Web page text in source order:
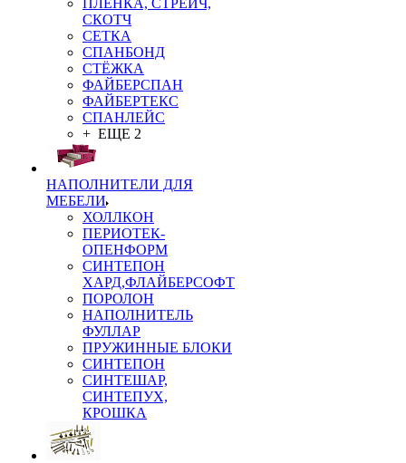
ПЛЁНКА, СТРЕЙЧ,
СКОТЧ
СЕТКА
СПАНБОНД
СТЁЖКА
ФАЙБЕРСПАН
ФАЙБЕРТЕКС
СПАНЛЕЙС
+ ЕЩЕ 2
НАПОЛНИТЕЛИ ДЛЯ
МЕБЕЛИ
ХОЛЛКОН
ПЕРИОТЕК-
ОПЕНФОРМ
СИНТЕПОН
ХАРД,ФЛАЙБЕРСОФТ
ПОРОЛОН
НАПОЛНИТЕЛЬ
ФУЛЛАР
ПРУЖИННЫЕ БЛОКИ
СИНТЕПОН
СИНТЕШАР,
СИНТЕПУХ,
КРОШКА